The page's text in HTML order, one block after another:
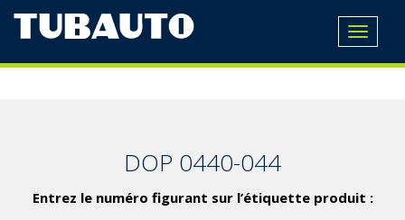
Toggle
DOP 0440-044
Entrez le numéro figurant sur l’étiquette produit :